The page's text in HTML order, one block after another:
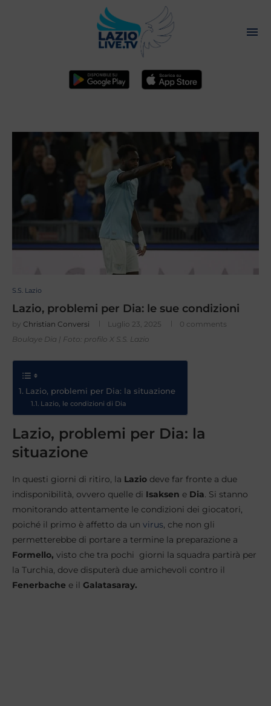
S.S. Lazio
Lazio, problemi per Dia: le sue condizioni
by Christian Conversi Luglio 23, 2025
0 comments
Boulaye Dia | Foto: profilo X S.S. Lazio
Lazio, problemi per Dia: la situazione
Lazio, le condizioni di Dia
Lazio, problemi per Dia: la
situazione
In questi giorni di ritiro, la Lazio deve far fronte a due
indisponibilità, ovvero quelle di Isaksen e Dia. Si stanno
monitorando attentamente le condizioni dei giocatori,
poiché il primo è affetto da un virus, che non gli
permetterebbe di portare a termine la preparazione a
Formello, visto che tra pochi giorni la squadra partirà per
la Turchia, dove disputerà due amichevoli contro il
Fenerbache e il Galatasaray.